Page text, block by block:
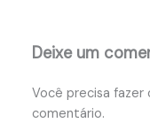
Deixe um
Você precisa
comentário.